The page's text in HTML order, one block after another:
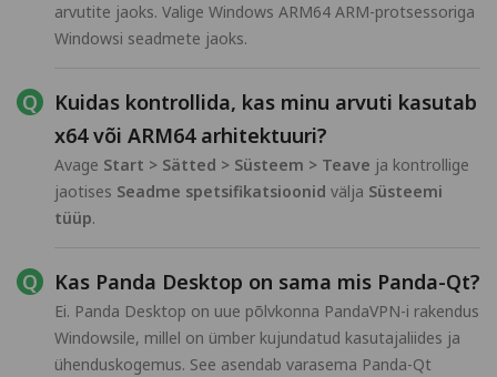
arvutite jaoks. Valige Windows ARM64 ARM-protsessoriga
Windowsi seadmete jaoks.
Kuidas kontrollida, kas minu arvuti kasutab
x64 või ARM64 arhitektuuri?
Avage Start > Sätted > Süsteem > Teave ja kontrollige
jaotises Seadme spetsifikatsioonid välja Süsteemi
tüüp.
Kas Panda Desktop on sama mis Panda-Qt?
Ei. Panda Desktop on uue põlvkonna PandaVPN-i rakendus
Windowsile, millel on ümber kujundatud kasutajaliides ja
ühenduskogemus. See asendab varasema Panda-Qt